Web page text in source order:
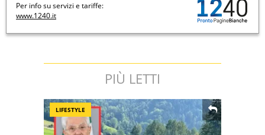
Per info su servizi e tariffe:
www.1240.it
PIÙ LETTI
LIFESTYLE